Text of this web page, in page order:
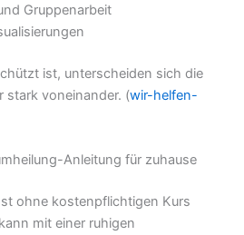
Gruppenarbeit
ist, unterscheiden sich die
stark voneinander. (wir-helfen-
Anleitung für zuhause
ohne kostenpflichtigen Kurs
mit einer ruhigen